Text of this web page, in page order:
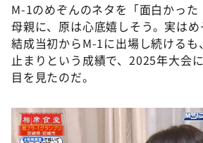
M-1のめぞんのネタを「面白かった
母親に、原は心底嬉しそう。実は
結成当初からM-1に出場し続ける
止まりという成績で、2025年大会
目を見たのだ。